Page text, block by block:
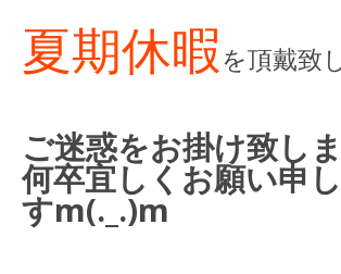
夏期休暇を頂戴致
ご迷惑をお掛け致しま
何卒宜しくお願い申
すm(._.)m